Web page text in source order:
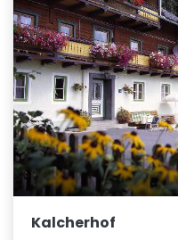
Kalcherhof